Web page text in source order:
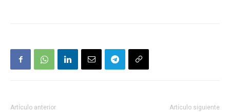
Artículo anterior Artículo siguiente